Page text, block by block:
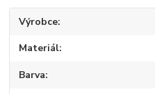
Výrobce
Materiál
Barva